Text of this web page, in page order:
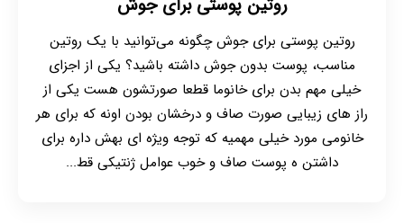
روتین پوستی برای جوش چگونه می‌توانید با یک روتین
مناسب، پوست بدون جوش داشته باشید؟ یکی از اجزای
خیلی مهم بدن برای خانوما قطعا صورتشون هست یکی از
راز های زیبایی صورت صاف و درخشان بودن اونه که برای هر
خانومی مورد خیلی مهمیه که توجه ویژه ای بهش داره برای
داشتن ه پوست صاف و خوب عوامل ژنتیکی قط...